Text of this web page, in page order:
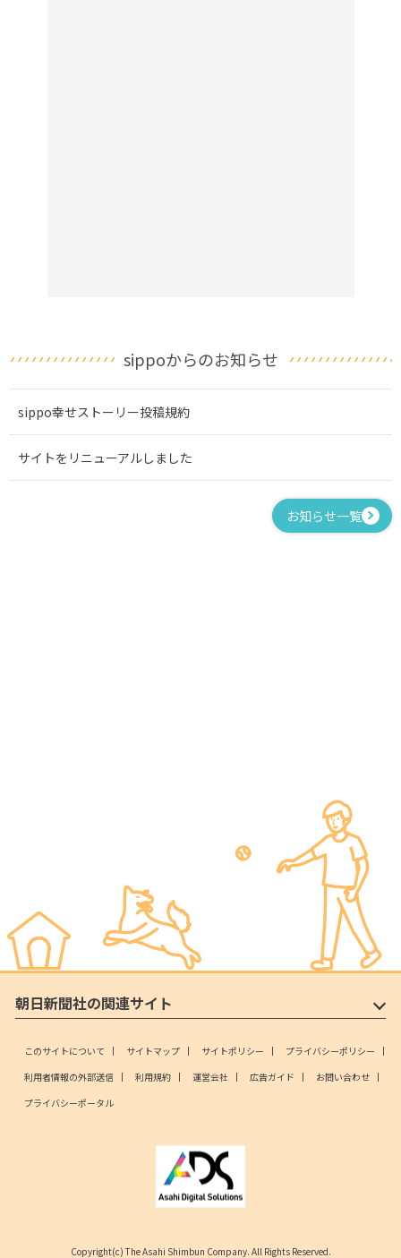
sippoからのお知らせ
sippo幸せストーリー投稿規約
サイトをリニューアルしました
お知らせ一覧
朝日新聞社の関連サイト
このサイトについて サイトマップ サイトポリシー
プライバシーポリシー
利用者情報の外部送信
利用規約 運営会社 広告ガイド
お問い合わせ
プライバシーポータル
Copyright(c) The Asahi Shimbun Company. All Rights Reserved.